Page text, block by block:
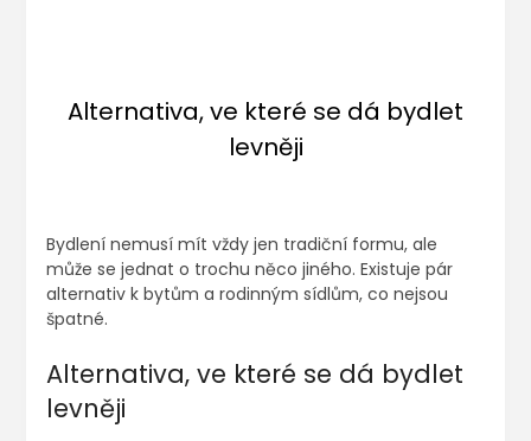
Alternativa, ve které se dá bydlet
levněji
Bydlení nemusí mít vždy jen tradiční formu, ale
může se jednat o trochu něco jiného. Existuje pár
alternativ k bytům a rodinným sídlům, co nejsou
špatné.
Alternativa, ve které se dá bydlet
levněji